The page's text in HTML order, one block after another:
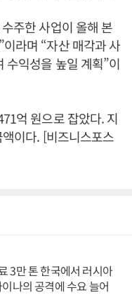
주한 사업이 올해 본
라며 “자산 매각과 사
수익성을 높일 계획”이
억 원으로 잡았다. 지
이다. [비즈니스포스
3만 톤 한국에서 러시아
나의 공격에 수요 늘어